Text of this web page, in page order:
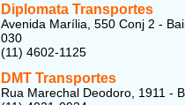
Diplomata Transportes
Avenida Marília, 550 Conj 2 -
030
(11) 4602-1125
DMT Transportes
Rua Marechal Deodoro, 1911 -